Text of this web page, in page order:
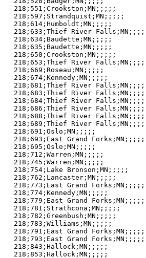
218;551;Crookston;MN;;;;;
218;597;Strandquist;MN;;;;;
218;614;Humboldt;MN;;;;;
218;633;Thief River
218;634;Baudette;MN;;;;;
218;635;Baudette;MN;;;;;
218;650;Crookston;MN;;;;;
218;653;Thief River
218;669;Roseau;MN;;;;;
218;674;Kennedy;MN;;;;;
218;681;Thief River
218;683;Thief River
218;684;Thief River
218;686;Thief River
218;688;Thief River
218;689;Thief River
218;691;Oslo;MN;;;;;
218;693;East Grand Forks;MN;;;;;
218;695;Oslo;MN;;;;;
218;712;Warren;MN;;;;;
218;745;Warren;MN;;;;;
218;754;Lake Bronson;MN;;;;;
218;762;Lancaster;MN;;;;;
218;773;East Grand Forks;MN;;;;;
218;774;Kennedy;MN;;;;;
218;779;East Grand Forks;MN;;;;;
218;781;Strathcona;MN;;;;;
218;782;Greenbush;MN;;;;;
218;783;Williams;MN;;;;;
218;791;East Grand Forks;MN;;;;;
218;793;East Grand Forks;MN;;;;;
218;843;Hallock;MN;;;;;
218;853;Hallock;MN;;;;;